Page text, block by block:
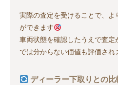
実際の査定を受けることで、よ
ができます
車両状態を確認したうえで査定
では分からない価値も評価され
ディーラー下取りとの比